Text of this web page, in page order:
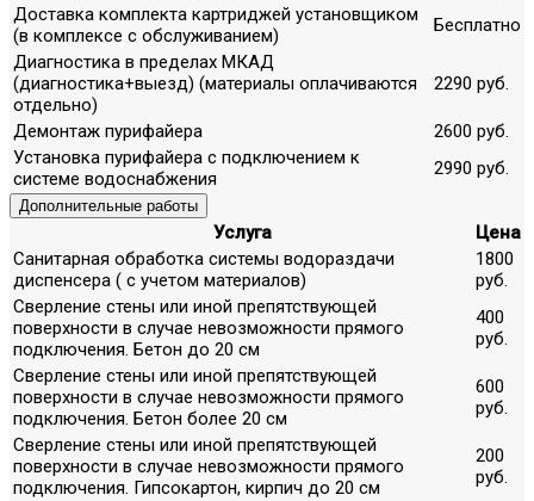
Доставка комплекта картриджей установщиком
(в комплексе с обслуживанием)
Бесплатно
Диагностика в пределах МКАД
(диагностика+выезд) (материалы оплачиваются
отдельно)
2290 руб.
Демонтаж пурифайера
2600 руб.
Установка пурифайера с подключением к
системе водоснабжения
2990 руб.
Дополнительные работы
Услуга
Цена
Санитарная обработка системы водораздачи
диспенсера ( с учетом материалов)
1800
руб.
Сверление стены или иной препятствующей
поверхности в случае невозможности прямого
подключения. Бетон до 20 см
400
руб.
Сверление стены или иной препятствующей
поверхности в случае невозможности прямого
подключения. Бетон более 20 см
600
руб.
Сверление стены или иной препятствующей
поверхности в случае невозможности прямого
подключения. Гипсокартон, кирпич до 20 см
200
руб.